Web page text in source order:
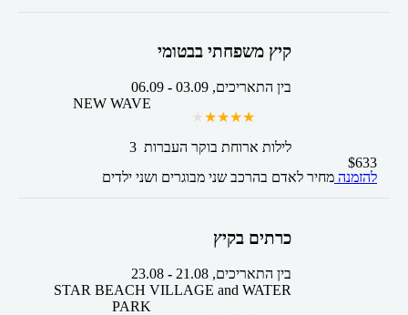
קיץ משפחתי בבטומי
בין התאריכים, -
06.09
NEW WAVE
3 לילות ארוחת בוקר העברות
$633
להזמנה מחיר לאדם בהרכב שני מבוגרים ושני ילדים
כרתים בקיץ
בין התאריכים, -
23.08
STAR BEACH VILLAGE and WATER
PARK